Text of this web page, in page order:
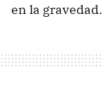
en la gravedad.